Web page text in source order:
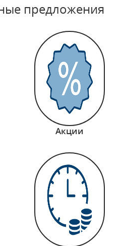
предложения
Акции